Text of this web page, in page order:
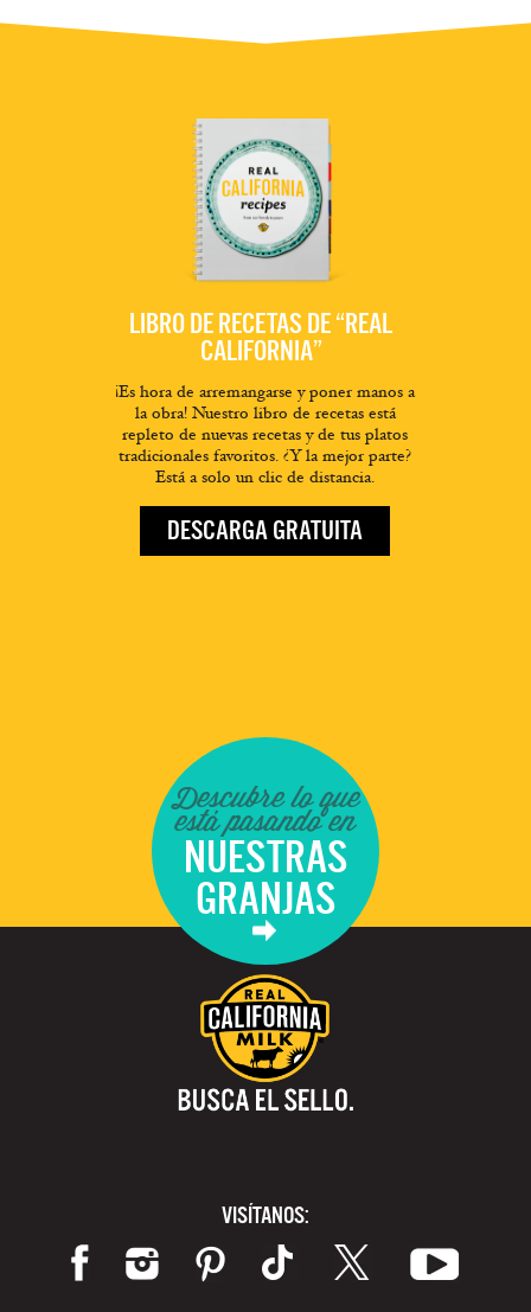
LIBRO DE RECETAS DE “REAL
CALIFORNIA”
¡Es hora de arremangarse y poner manos a
la obra! Nuestro libro de recetas está
repleto de nuevas recetas y de tus platos
tradicionales favoritos. ¿Y la mejor parte?
Está a solo un clic de distancia.
DESCARGA GRATUITA
Descubre lo que
está pasando en
NUESTRAS
GRANJAS
VISÍTANOS: